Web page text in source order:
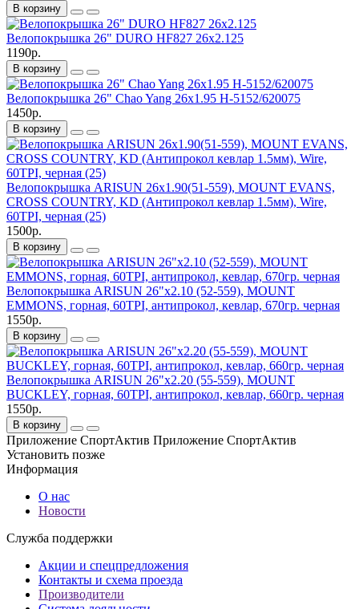
В корзину
Велопокрышка 26" DURO HF827 26x2.125
1190р.
В корзину
Велопокрышка 26" Chao Yang 26х1.95 H-5152/620075
1450р.
В корзину
Велопокрышка ARISUN 26x1.90(51-559), MOUNT EVANS,
CROSS COUNTRY, KD (Антипрокол кевлар 1.5мм), Wire,
60TPI, черная (25)
1500р.
В корзину
Велопокрышка ARISUN 26"x2.10 (52-559), MOUNT
EMMONS, горная, 60TPI, антипрокол, кевлар, 670гр. черная
1550р.
В корзину
Велопокрышка ARISUN 26"x2.20 (55-559), MOUNT
BUCKLEY, горная, 60TPI, антипрокол, кевлар, 660гр. черная
1550р.
В корзину
Приложение СпортАктив Приложение СпортАктив
Установить позже
Информация
О нас
Новости
Служба поддержки
Акции и спецпредложения
Контакты и схема проезда
Производители